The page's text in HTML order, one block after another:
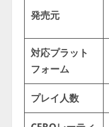
発売元
対応プラット
フォーム
プレイ人数